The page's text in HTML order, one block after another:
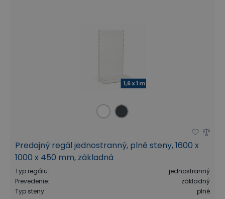
Predajný regál jednostranný, plné steny, 1600 x
1000 x 450 mm, základná
Typ regálu:
jednostranný
Prevedenie:
základný
Typ steny: plné